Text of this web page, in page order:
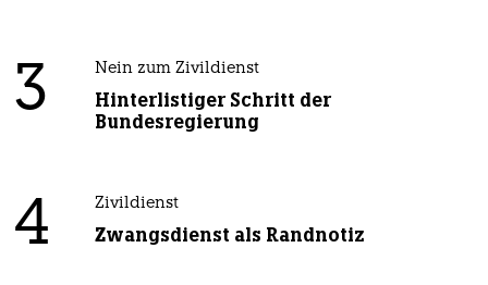
3 Nein zum Zivildienst
Hinterlistiger Schritt der
Bundesregierung
4 Zivildienst
Zwangsdienst als Randnotiz